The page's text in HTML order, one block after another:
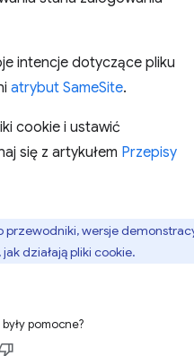
intencje dotyczące pliku
atrybut SameSite.
cookie i ustawić
się z artykułem Przepisy
przewodniki, wersje
działają pliki cookie.
pomocne?